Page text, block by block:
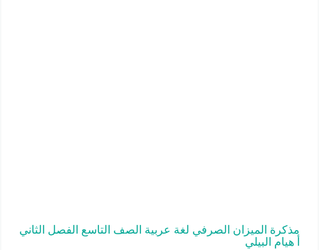
مذكرة الميزان الصرفي لغة عربية الصف التاسع الفصل الثاني
أ هيام البيلي